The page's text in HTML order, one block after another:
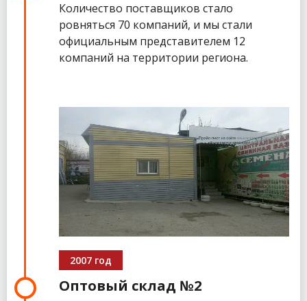
Количество поставщиков стало
ровняться 70 компаний, и мы стали
официальным представителем 12
компаний на территории региона.
2007 год
Оптовый склад №2